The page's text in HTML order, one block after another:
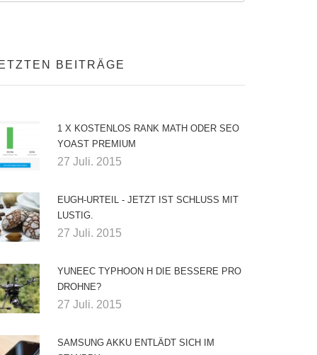
BEITRÄGE
1 X KOSTENLOS RANK MATH ODER SEO
YOAST PREMIUM
27 Juli. 2015
EUGH-URTEIL - JETZT IST SCHLUSS MIT
LUSTIG.
27 Juli. 2015
YUNEEC TYPHOON H DIE BESSERE PRO
DROHNE?
27 Juli. 2015
SAMSUNG AKKU ENTLÄDT SICH IM